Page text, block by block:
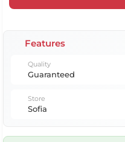
Features
Quality
Guaranteed
Store
Sofia